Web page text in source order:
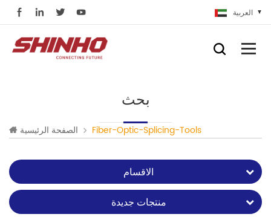
العربية
بحث
الصفحة الرئيسية Fiber-Optic-Splicing-Tools
الاقسام
منتجات جديدة